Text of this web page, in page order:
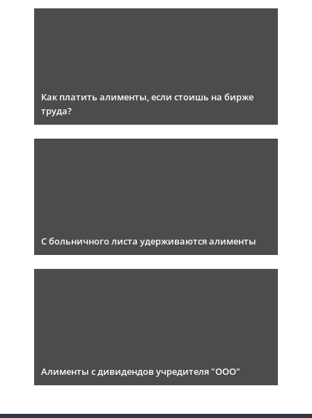
Как платить алименты, если стоишь на бирже
труда?
С больничного листа удерживаются алименты
Алименты с дивидендов учредителя "ООО"